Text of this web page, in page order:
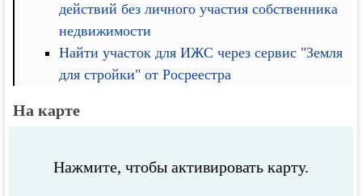
действий без личного участия собственника
недвижимости
Найти участок для ИЖС через сервис "Земля
для стройки" от Росреестра
На карте
Нажмите, чтобы активировать карту.